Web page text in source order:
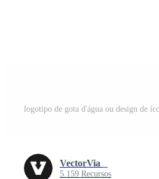
VectorVia _
5.159 Recursos